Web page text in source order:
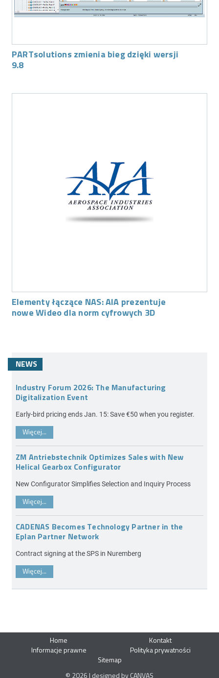
PARTsolutions zmienia bieg dzięki wersji
9.8
Elementy łączące NAS: AIA prezentuje
nowe Wideo dla norm cyfrowych 3D
NEWS
Industry Forum 2026: The Manufacturing
Digitalization Event
Early-bird pricing ends Jan. 15: Save €50 when you register.
Więcej...
ZM Antriebstechnik Optimizes Sales with New
Helical Gearbox Configurator
New Configurator Simplifies Selection and Inquiry Process
Więcej...
CADENAS Becomes Technology Partner in the
Eplan Partner Network
Contract signing at the SPS in Nuremberg
Więcej...
Home
Kontakt
Informacje prawne
Polityka prywatności
Sitemap
© 2026 | designed by CANVAS